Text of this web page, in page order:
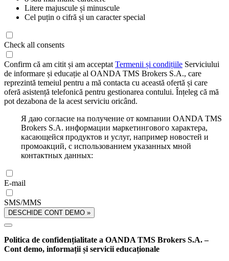
Litere majuscule și minuscule
Cel puțin o cifră și un caracter special
Check all consents
Confirm că am citit și am acceptat Termenii și condițiile Serviciului
de informare și educație al OANDA TMS Brokers S.A., care
reprezintă temeiul pentru a mă contacta cu această ofertă și care
oferă asistență telefonică pentru gestionarea contului. Înțeleg că mă
pot dezabona de la acest serviciu oricând.
Я даю согласие на получение от компании OANDA TMS
Brokers S.A. информации маркетингового характера,
касающейся продуктов и услуг, например новостей и
промоакций, с использованием указанных мной
контактных данных:
E-mail
SMS/MMS
DESCHIDE CONT DEMO »
Politica de confidențialitate a OANDA TMS Brokers S.A. –
Cont demo, informații și servicii educaționale